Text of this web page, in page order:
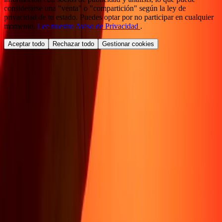
considerarse una "venta" o "compartición" según la ley de
privacidad de tu estado. Puedes optar por no participar en cualquier
momento. Lee nuestro Aviso de Privacidad .
Aceptar todo Rechazar todo Gestionar cookies